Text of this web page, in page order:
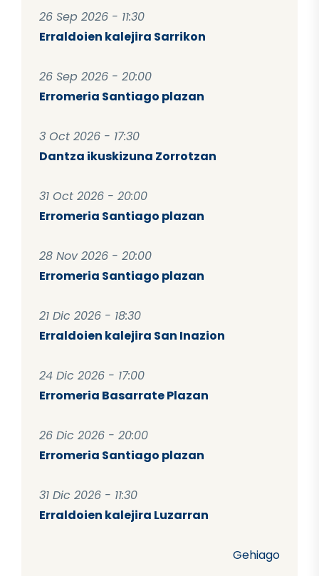
26 Sep 2026 - 11:30
Erraldoien kalejira Sarrikon
26 Sep 2026 - 20:00
Erromeria Santiago plazan
3 Oct 2026 - 17:30
Dantza ikuskizuna Zorrotzan
31 Oct 2026 - 20:00
Erromeria Santiago plazan
28 Nov 2026 - 20:00
Erromeria Santiago plazan
21 Dic 2026 - 18:30
Erraldoien kalejira San Inazion
24 Dic 2026 - 17:00
Erromeria Basarrate Plazan
26 Dic 2026 - 20:00
Erromeria Santiago plazan
31 Dic 2026 - 11:30
Erraldoien kalejira Luzarran
Gehiago